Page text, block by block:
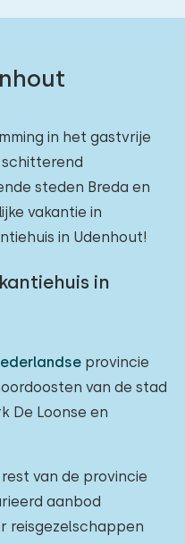
in het gastvrije
schitterend
steden Breda en
vakantie in
in Udenhout!
in
provincie
van de stad
De Loonse en
van de provincie
aanbod
reisgezelschappen